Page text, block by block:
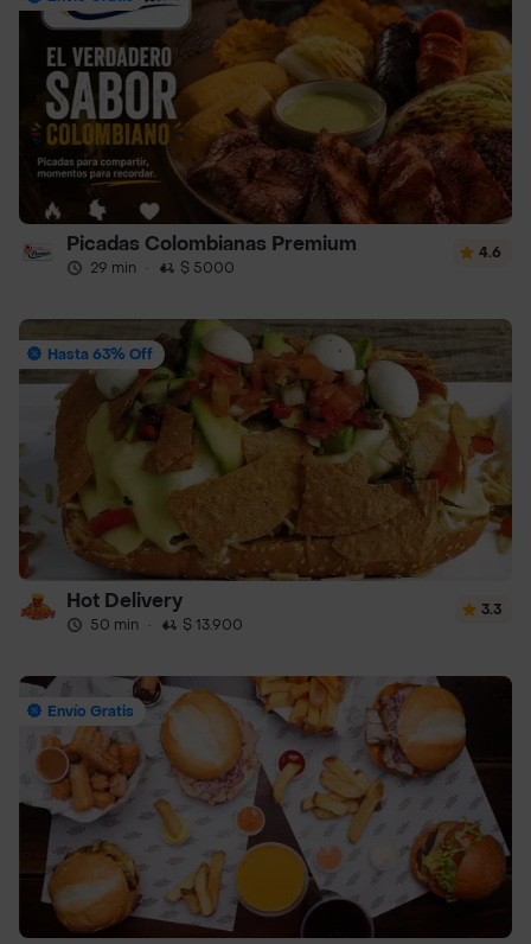
Picadas Colombianas Premium
29 min · $ 5000
4.6
Hasta 63% Off
Hot Delivery
50 min · $ 13.900
3.3
Envío Gratis